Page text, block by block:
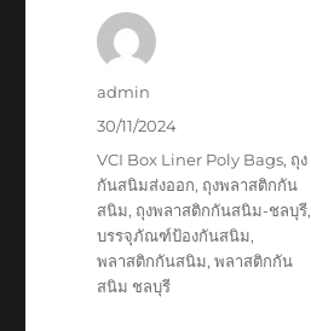
Author
admin
Posted
30/11/2024
Tags
VCI Box Liner Poly Bags, ถุง
กันสนิมส่งออก, ถุงพลาสติกกัน
สนิม, ถุงพลาสติกกันสนิม-ชลบุรี,
บรรจุภัณฑ์ป้องกันสนิม,
พลาสติกกันสนิม,พลาสติกกัน
สนิม ชลบุรี